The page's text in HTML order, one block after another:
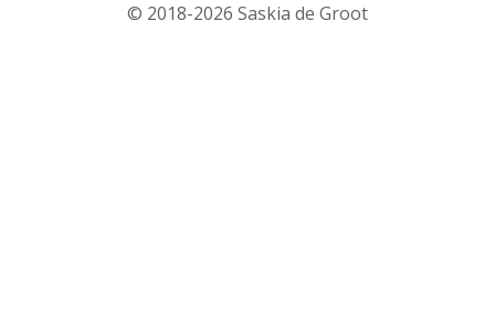
© 2018-2026 Saskia de Groot